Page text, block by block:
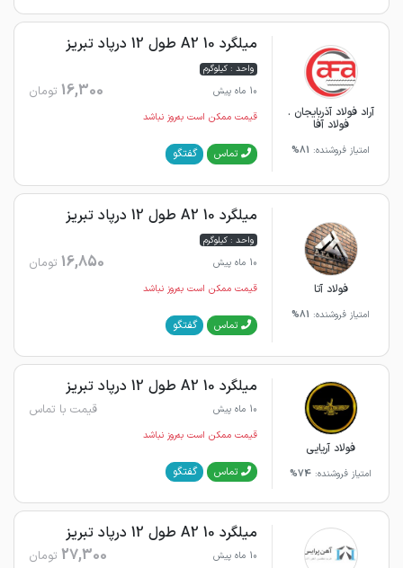
آراد فولاد آذربایجان .
فولاد آفا
امتیاز فروشنده: 81%
میلگرد 10 A2 طول 12 درپاد تبریز
واحد : کیلوگرم
10 ماه پیش
16,300 تومان
قیمت ممکن است به‌روز نباشد
تماس گفتگو
فولاد آتا
امتیاز فروشنده: 81%
میلگرد 10 A2 طول 12 درپاد تبریز
واحد : کیلوگرم
10 ماه پیش
16,850 تومان
قیمت ممکن است به‌روز نباشد
تماس گفتگو
فولاد آریایی
امتیاز فروشنده: 74%
میلگرد 10 A2 طول 12 درپاد تبریز
10 ماه پیش قیمت با تماس
قیمت ممکن است به‌روز نباشد
تماس گفتگو
میلگرد 10 A2 طول 12 درپاد تبریز
10 ماه پیش 27,300 تومان